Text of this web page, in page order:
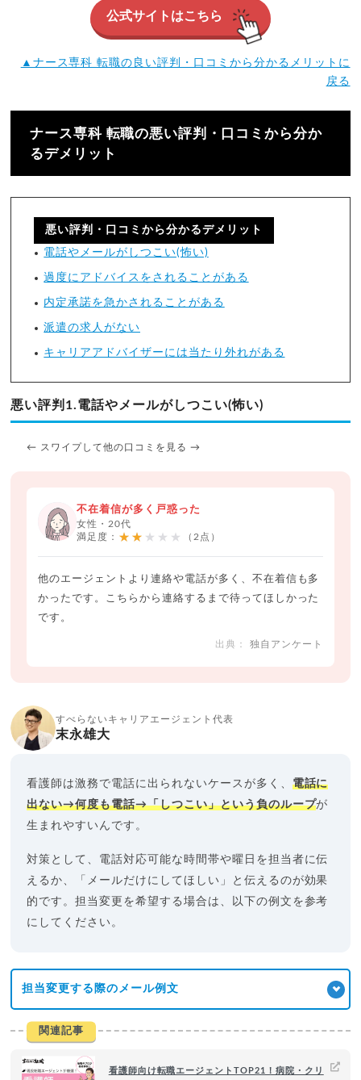
公式サイトはこちら
▲ナース専科 転職の良い評判・口コミから分かるメリットに
戻る
ナース専科 転職の悪い評判・口コミから分か
るデメリット
悪い評判・口コミから分かるデメリット
電話やメールがしつこい(怖い)
過度にアドバイスをされることがある
内定承諾を急かされることがある
派遣の求人がない
キャリアアドバイザーには当たり外れがある
悪い評判1.電話やメールがしつこい(怖い)
← スワイプして他の口コミを見る →
不在着信が多く戸惑った
女性・20代
満足度： ★★★★★ （2点）
他のエージェントより連絡や電話が多く、不在着信も多
かったです。こちらから連絡するまで待ってほしかった
です。
独自アンケート
すべらないキャリアエージェント代表
末永雄大
看護師は激務で電話に出られないケースが多く、 電話に
出ない→何度も電話→「しつこい」という負のループが
生まれやすいんです。
対策として、電話対応可能な時間帯や曜日を担当者に伝
えるか、「メールだけにしてほしい」と伝えるのが効果
的です。担当変更を希望する場合は、以下の例文を参考
にしてください。
担当変更する際のメール例文
関連記事
看護師向け転職エージェントTOP21！病院・クリ